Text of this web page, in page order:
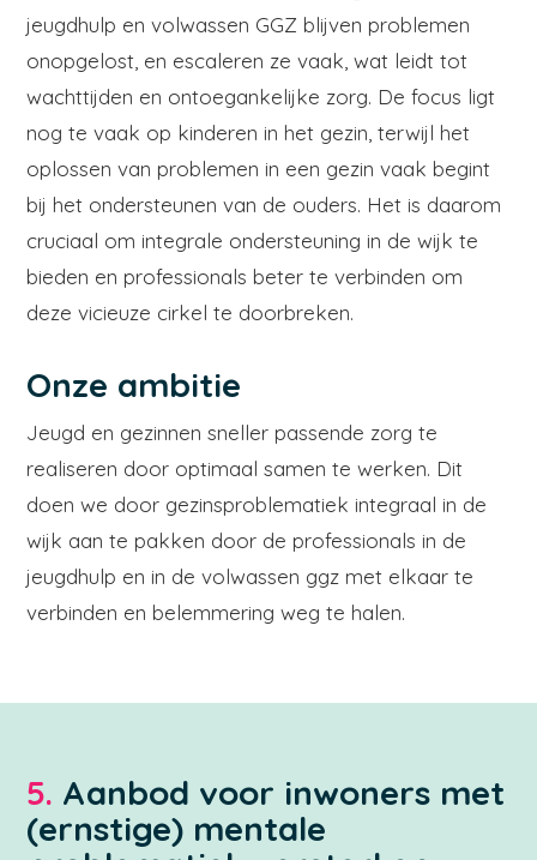
jeugdhulp en volwassen GGZ blijven problemen
onopgelost, en escaleren ze vaak, wat leidt tot
wachttijden en ontoegankelijke zorg. De focus ligt
nog te vaak op kinderen in het gezin, terwijl het
oplossen van problemen in een gezin vaak begint
bij het ondersteunen van de ouders. Het is daarom
cruciaal om integrale ondersteuning in de wijk te
bieden en professionals beter te verbinden om
deze vicieuze cirkel te doorbreken.
Onze ambitie
Jeugd en gezinnen sneller passende zorg te
realiseren door optimaal samen te werken. Dit
doen we door gezinsproblematiek integraal in de
wijk aan te pakken door de professionals in de
jeugdhulp en in de volwassen ggz met elkaar te
verbinden en belemmering weg te halen.
5. Aanbod voor inwoners met
(ernstige) mentale